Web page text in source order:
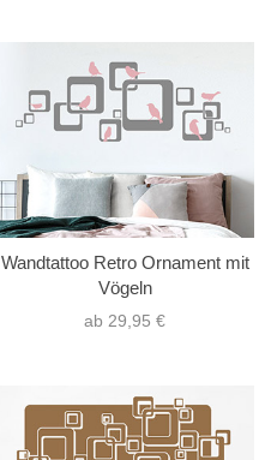
Wandtattoo Retro Ornament mit
Vögeln
ab 29,95 €